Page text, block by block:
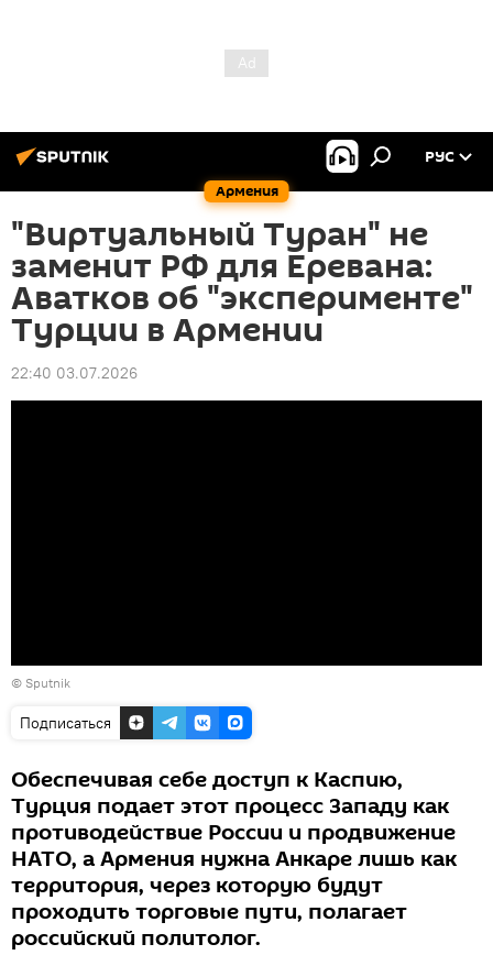
Армения
РУС
"Виртуальный Туран" не
заменит РФ для Еревана:
Аватков об "эксперименте"
Турции в Армении
22:40 03.07.2026
© Sputnik
Подписаться
Обеспечивая себе доступ к Каспию,
Турция подает этот процесс Западу как
противодействие России и продвижение
НАТО, а Армения нужна Анкаре лишь как
территория, через которую будут
проходить торговые пути, полагает
российский политолог.